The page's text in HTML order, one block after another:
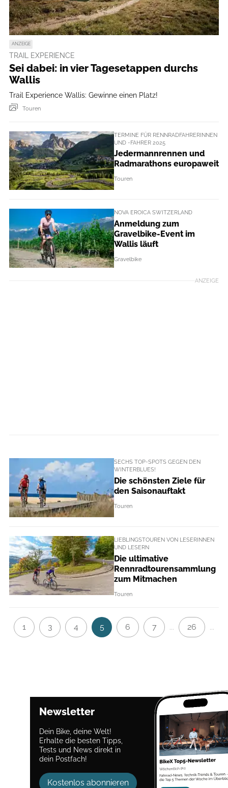
ANZEIGE
TRAIL EXPERIENCE
Sei dabei: in vier Tagesetappen durchs
Wallis
Trail Experience Wallis: Gewinne einen Platz!
Touren
TERMINE FÜR RENNRADFAHRERINNEN
UND -FAHRER 2025
Jedermannrennen und
Radmarathons europaweit
Touren
NOVA EROICA SWITZERLAND
Anmeldung zum
Gravelbike-Event im
Wallis läuft
Gravelbike
ANZEIGE
SECHS TOP-SPOTS GEGEN DEN
WINTERBLUES!
Die schönsten Ziele für
den Saisonauftakt
Touren
LIEBLINGSTOUREN VON LESERINNEN
UND LESERN
Die ultimative
Rennradtourensammlung
zum Mitmachen
Touren
1 3 4 5 6 7 26
Newsletter
Dein Bike, deine Welt!
Erhalte die besten Tipps,
Tests und News direkt in
dein Postfach!
Kostenlos abonnieren